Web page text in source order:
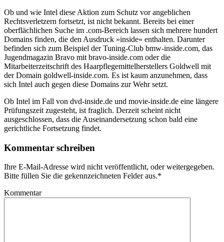
Ob und wie Intel diese Aktion zum Schutz vor angeblichen
Rechtsverletzern fortsetzt, ist nicht bekannt. Bereits bei einer
oberflächlichen Suche im .com-Bereich lassen sich mehrere hundert
Domains finden, die den Ausdruck »inside« enthalten. Darunter
befinden sich zum Beispiel der Tuning-Club bmw-inside.com, das
Jugendmagazin Bravo mit bravo-inside.com oder die
Mitarbeiterzeitschrift des Haarpflegemittelherstellers Goldwell mit
der Domain goldwell-inside.com. Es ist kaum anzunehmen, dass
sich Intel auch gegen diese Domains zur Wehr setzt.
Ob Intel im Fall von dvd-inside.de und movie-inside.de eine längere
Prüfungszeit zugesteht, ist fraglich. Derzeit scheint nicht
ausgeschlossen, dass die Auseinandersetzung schon bald eine
gerichtliche Fortsetzung findet.
Kommentar schreiben
Ihre E-Mail-Adresse wird nicht veröffentlicht, oder weitergegeben.
Bitte füllen Sie die gekennzeichneten Felder aus.*
Kommentar